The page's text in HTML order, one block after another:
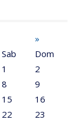
»
Sab
Dom
1
2
8
9
15
16
22
23